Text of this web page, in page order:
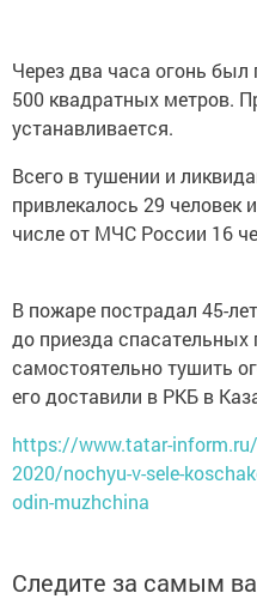
Через два часа огонь
500 квадратных метров.
устанавливается.
Всего в тушении и
привлекалось 29 человек
числе от МЧС России 16
В пожаре пострадал 45-
до приезда спасательных
самостоятельно тушить
его доставили в РКБ в
https://www.tatar-
2020/nochyu-v-sele-
odin-muzhchina
Следите за самым